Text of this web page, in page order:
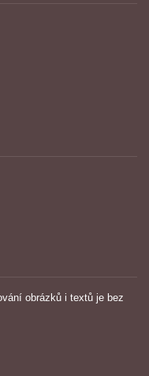
obrázků i textů je bez